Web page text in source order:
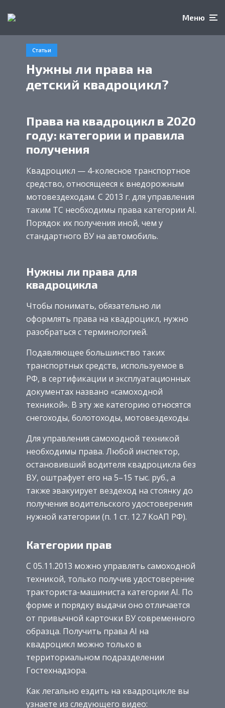
Меню
Статьи
Нужны ли права на
детский квадроцикл?
Права на квадроцикл в 2020
году: категории и правила
получения
Квадроцикл — 4-колесное транспортное
средство, относящееся к внедорожным
мотовездеходам. С 2013 г. для управления
таким ТС необходимы права категории AI.
Порядок их получения иной, чем у
стандартного ВУ на автомобиль.
Нужны ли права для
квадроцикла
Чтобы понимать, обязательно ли
оформлять права на квадроцикл, нужно
разобраться с терминологией.
Подавляющее большинство таких
транспортных средств, используемое в
РФ, в сертификации и эксплуатационных
документах названо «самоходной
техникой». В эту же категорию относятся
снегоходы, болотоходы, мотовездеходы.
Для управления самоходной техникой
необходимы права. Любой инспектор,
остановивший водителя квадроцикла без
ВУ, оштрафует его на 5–15 тыс. руб., а
также эвакуирует вездеход на стоянку до
получения водительского удостоверения
нужной категории (п. 1 ст. 12.7 КоАП РФ).
Категории прав
С 05.11.2013 можно управлять самоходной
техникой, только получив удостоверение
тракториста-машиниста категории AI. По
форме и порядку выдачи оно отличается
от привычной карточки ВУ современного
образца. Получить права AI на
квадроцикл можно только в
территориальном подразделении
Гостехнадзора.
Как легально ездить на квадроцикле вы
узнаете из следующего видео: